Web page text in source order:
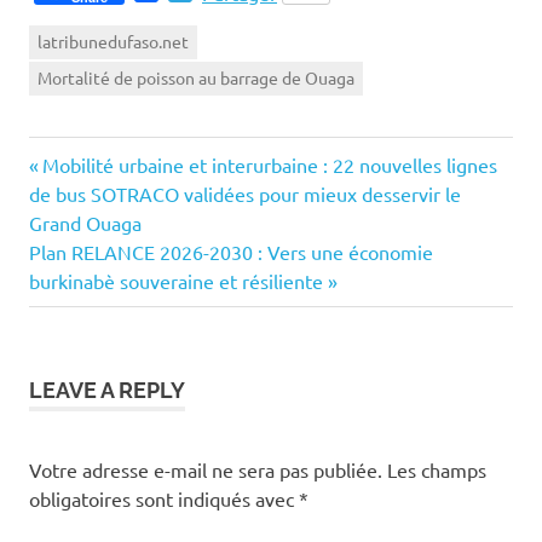
latribunedufaso.net
Mortalité de poisson au barrage de Ouaga
Navigation
de
l’article
Previous
Post:
Mobilité urbaine et interurbaine : 22 nouvelles lignes
de bus SOTRACO validées pour mieux desservir le
Grand Ouaga
Next
Post:
Plan RELANCE 2026-2030 : Vers une économie
burkinabè souveraine et résiliente
LEAVE A REPLY
Votre adresse e-mail ne sera pas publiée. Les champs
obligatoires sont indiqués avec *